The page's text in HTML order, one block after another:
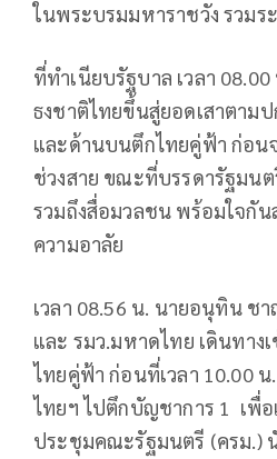
ในพระบรมมหาราชวัง รวมร
ที่ทำเนียบรัฐบาล เวลา
ธงชาติไทยขึ้นสู่ยอดเสาตาม
และด้านบนตึกไทยคู่ฟ้า ก่อนจ
ช่วงสาย ขณะที่บรรดารัฐมนต
รวมถึงสื่อมวลชน พร้อมใจกัน
ความอาลัย
เวลา 08.56 น. นายอนุทิน ช
และ รมว.มหาดไทย เดินทา
ไทยคู่ฟ้า ก่อนที่เวลา 10.00 น
ไทยฯ ไปตึกบัญชาการ 1 เพื่อ
ประชุมคณะรัฐมนตรี (ครม.)